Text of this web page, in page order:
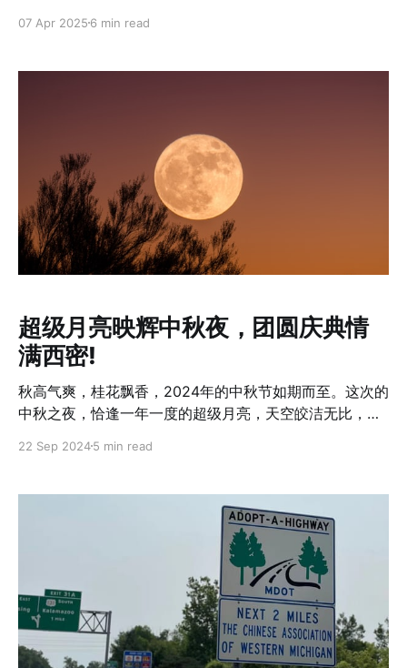
社区情谊。此次活动在Thornapple Community Church
来参与，现场气氛热烈而温馨。本次活动吸引了年龄跨度
续前两届以歌会友、才艺展示的传统基础上，首次融入了
聚餐与舞蹈环节，为参与者带来更丰富的文化体验。西密
华人协会的陈会长做了开场致辞，欢迎各位朋友的到来，
并对大家的支持与热情表示感谢。 本次活动以“自带菜
肴、共享美食”的形式拉开序幕，大家纷纷贡献各自拿手的
美食，荤素搭配，风味各异：有香辣诱人的陈皮鸡、甜酸
鸡块、酱鸡爪、椒麻鸡、宫保鸡丁，也有红烧肉、糖醋排
豆丝、蔬菜沙拉等家常风味；甜点则包括雪媚娘、爆米
花，以及精心准备的红枣枸杞桑葚白米粥和八宝粥；
07 Apr 2025 6 min read
超级月亮映辉中秋夜，团圆庆典情
满西密!
秋高气爽，桂花飘香，2024年的中秋节如期而至。这次的
中秋之夜，恰逢一年一度的超级月亮，天空皎洁无比，明
统节日增添了更多的美好。长达两个月的精心筹备，使得
2024年9月21日晚，二百多位华人朋友齐聚一堂，共同庆
祝这一象征团圆的中秋佳节。久违的面对面相聚，让大家
更加珍惜这份人与人之间的温情。大家一边品味美食，一
边畅聊往事，彼此分享这一年里的收获与成长。在这个喜
悦的时刻，亲朋好友的笑声与美好的祝愿交织成一幅温暖
的画面，见证着每一位华人对传统文化的敬意和对团圆的
深深向往。 文化展示是中秋聚会不可或缺的环节。今年，
大溪城中文学校的学生们精心准备了各类作品，中文作
22 Sep 20245 min read